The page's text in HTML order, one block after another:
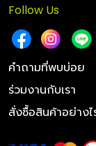
ทำไมต้องใ
ยางดันลอป ออกแ
วิเคราะห์และออ
เป็นเทคโนโลยีที่
โดยรวมของยา
Follow Us
คำถามที่พบบ่อย
ร่วมงานกับเรา
สั่งซื้อสินค้าอย่างไ